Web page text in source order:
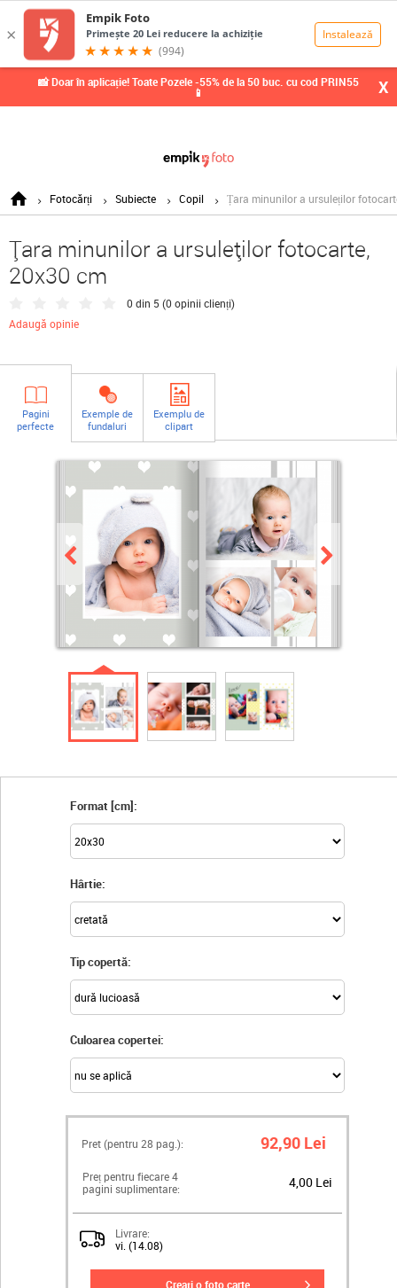
📸 Doar în aplicație! Toate Pozele -55% de la 50 buc. cu cod PRIN55
📱 X
Fotocărți Subiecte Copil Țara minunilor a ursuleților
Țara minunilor a ursuleților fotocarte,
20x30 cm
0 din 5 (0 opinii clienți)
Adaugă opinie
Pagini
perfecte
Exemple de
fundaluri
Exemplu de
clipart
Format [cm]:
Hârtie:
Tip copertă:
Culoarea copertei:
Pret (pentru 28 pag.): 92,90 Lei
Preț pentru fiecare 4
pagini suplimentare:
4,00 Lei
Livrare:
vi. (14.08)
creați o foto carte